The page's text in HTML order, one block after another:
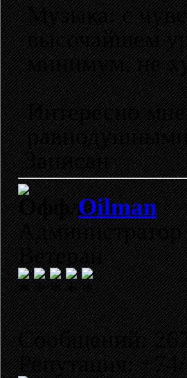
Музыка: с
высочайшем
минимум, не
Интересно
Записан
Oilman
Администратор
Ветеран
Сообщений:
Репутация: